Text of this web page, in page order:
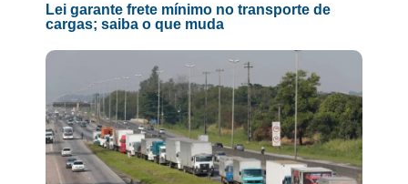
Lei garante frete mínimo no transporte de
cargas; saiba o que muda